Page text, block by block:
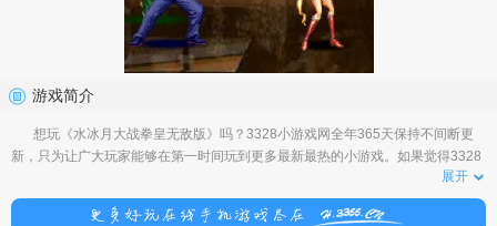
游戏简介
想玩《水冰月大战拳皇无敌版》吗？3328小游戏网全年365天保持不间断更
新，只为让广大玩家能够在第一时间玩到更多最新最热的小游戏。如果觉得3328
展开